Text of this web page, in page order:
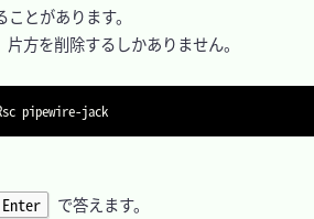
とがあります。
方を削除するしかありません。
Enter
で答えます。